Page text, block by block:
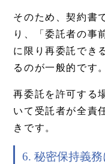
そのため、契約書
り、「委託者の事
に限り再委託でき
るのが一般的です。
再委託を許可する
いて受託者が全責
きです。
6. 秘密保持義